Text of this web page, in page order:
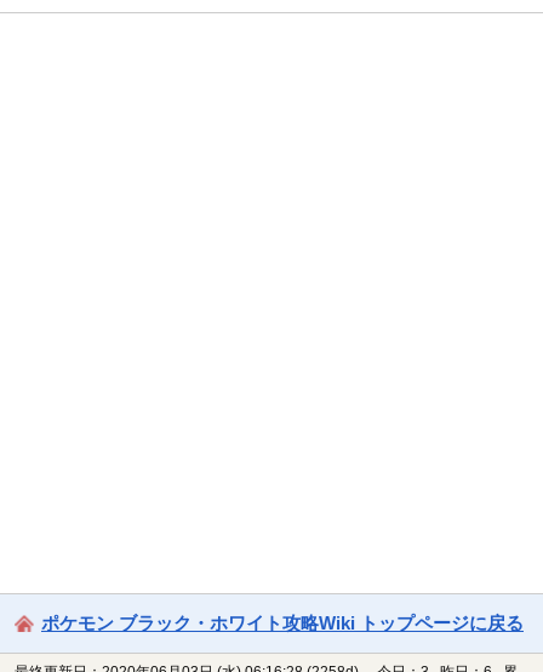
ポケモン ブラック・ホワイト攻略Wiki トップページに戻る